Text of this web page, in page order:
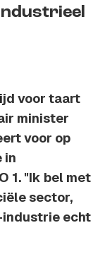
voor taart
minister
voor op
in
1. "Ik bel met
sector,
industrie echt